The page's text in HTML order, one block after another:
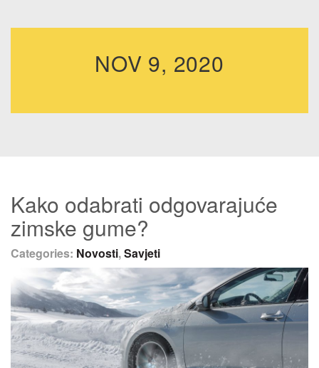
NOV 9, 2020
Kako odabrati odgovarajuće
zimske gume?
Categories: Novosti,Savjeti